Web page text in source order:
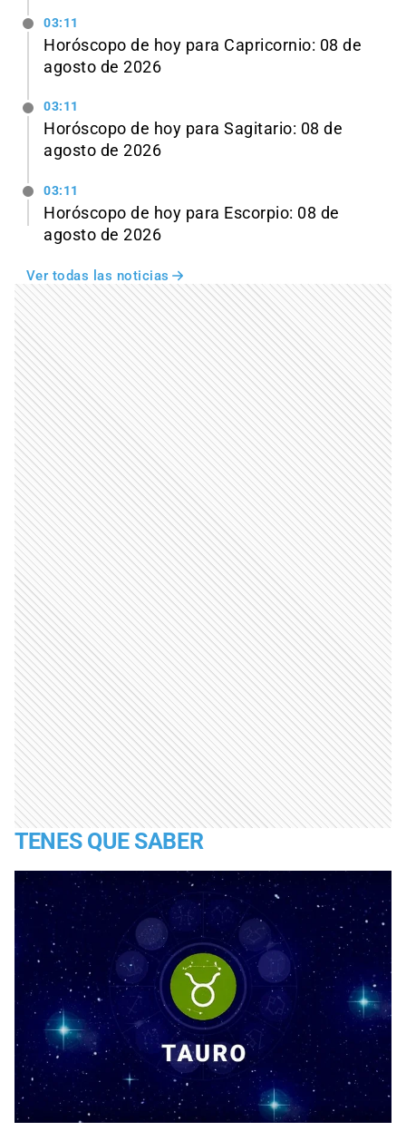
03:11
Horóscopo de hoy para Capricornio: 08 de
agosto de 2026
03:11
Horóscopo de hoy para Sagitario: 08 de
agosto de 2026
03:11
Horóscopo de hoy para Escorpio: 08 de
agosto de 2026
Ver todas las noticias
TENES QUE SABER